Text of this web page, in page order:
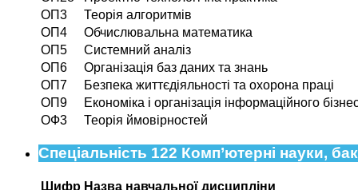
ОП3
Теорія алгоритмів
ОП4
Обчислювальна математика
ОП5
Системний аналіз
ОП6
Організація баз даних та знань
ОП7
Безпека життєдіяльності та охорона праці
ОП9
Економіка і організація інформаційного
ОФ3
Теорія ймовірностей
Спеціальність 122 Комп’ютерні науки,
Шифр Назва навчальної дисципліни